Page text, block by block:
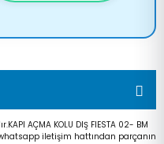
AÇMA KOLU DIŞ FIESTA 02- BM
iletişim hattından parçanın